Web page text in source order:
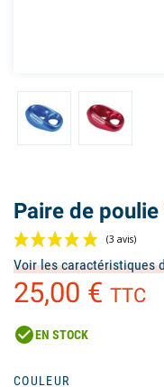
Paire de
Voir les caractéristiques
25,00 € TTC
check_circleEN STOCK
COULEUR